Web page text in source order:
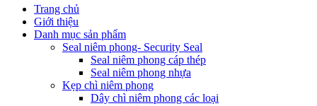
Trang chủ
Giới thiệu
Danh mục sản phẩm
Seal niêm phong- Security Seal
Seal niêm phong cáp thép
Seal niêm phong nhựa
Kẹp chì niêm phong
Dây chì niêm phong các loại